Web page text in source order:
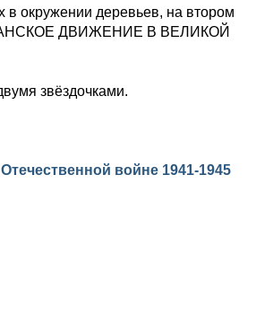
окружении деревьев, на втором
ДВИЖЕНИЕ В ВЕЛИКОЙ
звёздочками.
войне 1941-1945